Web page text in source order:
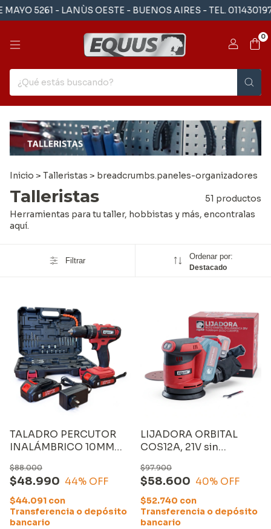
- LANÙS OESTE - BUENOS AIRES - TEL. 01143019705 -
0
Inicio > Talleristas > breadcrumbs.paneles-organizadores
Talleristas
51 productos
Herramientas para tu taller, hobbistas y más, encontralas
aquí.
Filtrar Ordenar por:
Destacado
TALADRO PERCUTOR
INALÁMBRICO 10MM
BATERIAS de 1500mAh y
CARGADOR. LINEA
HOME
$48.990
$88.000
44% OFF
$44.091 con
Transferencia o depósito
bancario
LIJADORA ORBITAL
COS12A, 21V sin
$58.600
$97.900
40% OFF
$52.740 con
Transferencia o depósito
bancario